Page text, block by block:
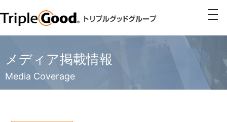
メディア掲載情報
Media Coverage